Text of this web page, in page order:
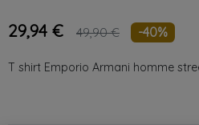
29,94 € 49,90 € -40%
T shirt Emporio Armani homme